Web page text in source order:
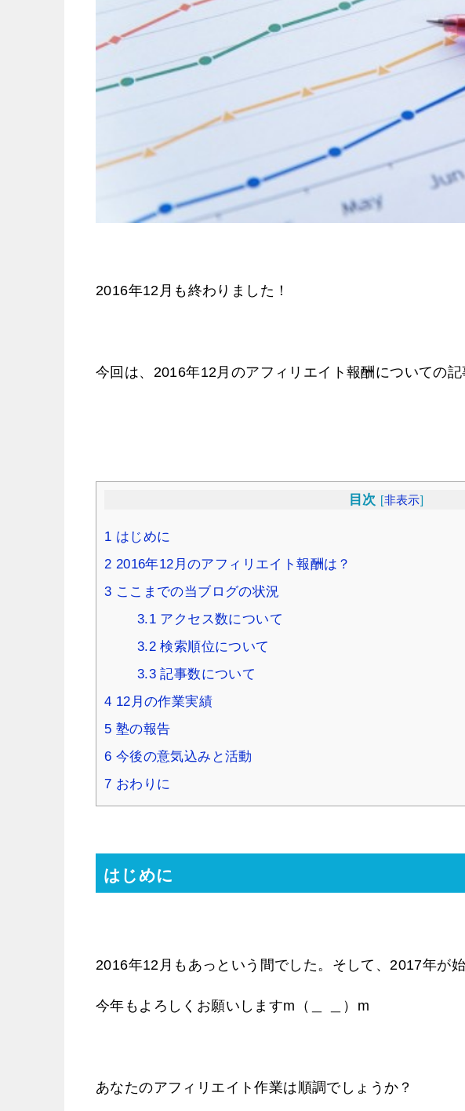
2016年12月も終わりました！
今回は、2016年12月のアフィリエイト報酬についての記
目次 [非表示]
1 はじめに
2 2016年12月のアフィリエイト報酬は？
3 ここまでの当ブログの状況
3.1 アクセス数について
3.2 検索順位について
3.3 記事数について
4 12月の作業実績
5 塾の報告
6 今後の意気込みと活動
7 おわりに
はじめに
2016年12月もあっという間でした。そして、2017年が始
今年もよろしくお願いしますm（＿ ＿）m
あなたのアフィリエイト作業は順調でしょうか？